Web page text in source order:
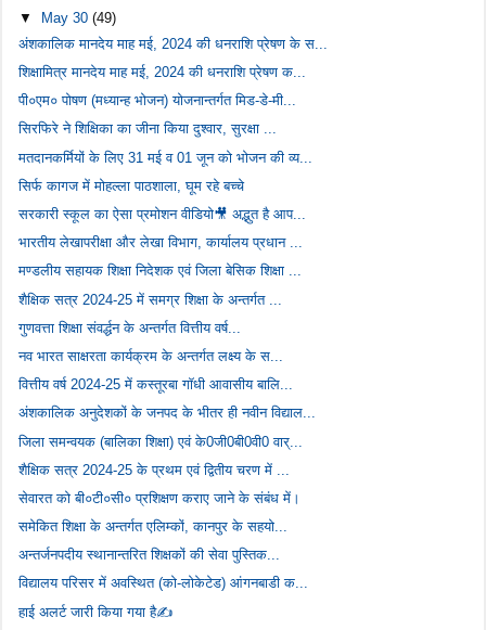
▼ May 30(49)
अंशकालिक मानदेय माह मई, 2024 की धनराशि प्रेषण के स...
शिक्षामित्र मानदेय माह मई, 2024 की धनराशि प्रेषण क...
पी०एम० पोषण (मध्यान्ह भोजन) योजनान्तर्गत मिड-डे-मी...
सिरफिरे ने शिक्षिका का जीना किया दुश्वार, सुरक्षा ...
मतदानकर्मियों के लिए 31 मई व 01 जून को भोजन की व्य...
सिर्फ कागज में मोहल्ला पाठशाला, घूम रहे बच्चे
सरकारी स्कूल का ऐसा प्रमोशन वीडियो🎥 अद्भुत है आप...
भारतीय लेखापरीक्षा और लेखा विभाग, कार्यालय प्रधान ...
मण्डलीय सहायक शिक्षा निदेशक एवं जिला बेसिक शिक्षा ...
शैक्षिक सत्र 2024-25 में समग्र शिक्षा के अन्तर्गत ...
गुणवत्ता शिक्षा संवर्द्धन के अन्तर्गत वित्तीय वर्ष...
नव भारत साक्षरता कार्यक्रम के अन्तर्गत लक्ष्य के स...
वित्तीय वर्ष 2024-25 में कस्तूरबा गॉधी आवासीय बालि...
अंशकालिक अनुदेशकों के जनपद के भीतर ही नवीन विद्याल...
जिला समन्वयक (बालिका शिक्षा) एवं के0जी0बी0वी0 वार्...
शैक्षिक सत्र 2024-25 के प्रथम एवं द्वितीय चरण में ...
सेवारत को बी०टी०सी० प्रशिक्षण कराए जाने के संबंध में।
समेकित शिक्षा के अन्तर्गत एलिम्कों, कानपुर के सहयो...
अन्तर्जनपदीय स्थानान्तरित शिक्षकों की सेवा पुस्तिक...
विद्यालय परिसर में अवस्थित (को-लोकेटेड) आंगनबाडी क...
हाई अलर्ट जारी किया गया है✍️